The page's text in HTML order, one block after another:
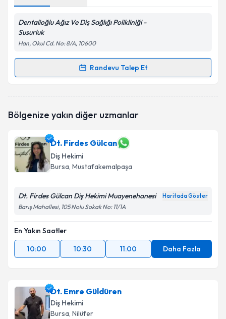
Dentalioğlu Ağız Ve Diş Sağlığı Polikliniği -
Susurluk
Han, Okul Cd. No: 8/A, 10600
Randevu Talep Et
Randevu Takvimi Talebi
talebi oluşturun. Size bu uzmandan randevu almanız
bilgilendireceğiz.
E-posta Adresiniz
Kişisel verilerimin işlenmesine ilişkin
kapsamda işlenmesini kabul ediyorum.
Takvim Talebini Gönder
Bölgenize yakın diğer uzmanlar
Dt. Firdes Gülcan
Diş Hekimi
Bursa, Mustafakemalpaşa
Dt. Firdes Gülcan Diş Hekimi Muayenehanesi Haritada Göster
Barış Mahallesi, 105 Nolu Sokak No: 11/1A
En Yakın Saatler
10:00
10:30 11:00 Daha Fazla
Dt. Emre Güldüren
Diş Hekimi
Bursa, Nilüfer